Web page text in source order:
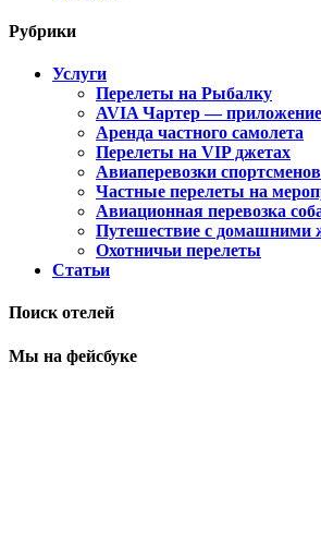
Рубрики
Услуги
Перелеты на Рыбалку
AVIA Чартер — приложение
Аренда частного самолета
Перелеты на VIP джетах
Авиаперевозки
Частные перелеты на
Авиационная перевозка
Путешествие с
Охотничьи перелеты
Статьи
Поиск отелей
Мы на фейсбуке